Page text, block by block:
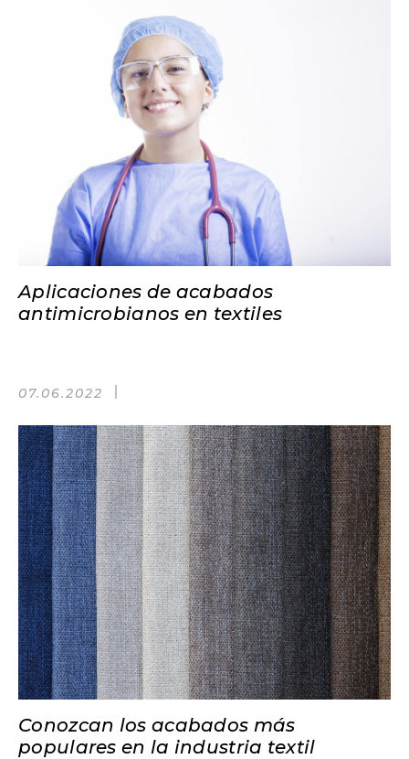
Aplicaciones de acabados
antimicrobianos en textiles
07.06.2022
Conozcan los acabados más
populares en la industria textil